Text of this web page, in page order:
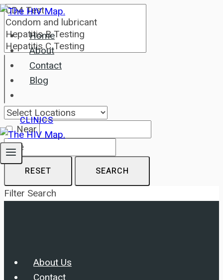
Skip
to
contentHome
About
Contact
Blog
CLINICS
Near
RESET SEARCH
Filter Search
About Us